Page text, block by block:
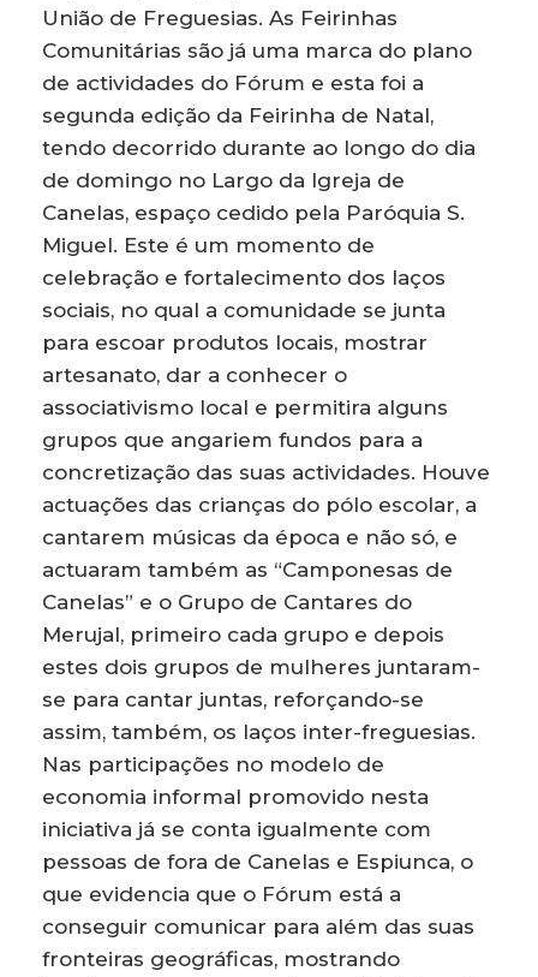
União de Freguesias. As Feirinhas
Comunitárias são já uma marca do plano
de actividades do Fórum e esta foi a
segunda edição da Feirinha de Natal,
tendo decorrido durante ao longo do dia
de domingo no Largo da Igreja de
Canelas, espaço cedido pela Paróquia S.
Miguel. Este é um momento de
celebração e fortalecimento dos laços
sociais, no qual a comunidade se junta
para escoar produtos locais, mostrar
artesanato, dar a conhecer o
associativismo local e permitira alguns
grupos que angariem fundos para a
concretização das suas actividades. Houve
actuações das crianças do pólo escolar, a
cantarem músicas da época e não só, e
actuaram também as “Camponesas de
Canelas” e o Grupo de Cantares do
Merujal, primeiro cada grupo e depois
estes dois grupos de mulheres juntaram-
se para cantar juntas, reforçando-se
assim, também, os laços inter-freguesias.
Nas participações no modelo de
economia informal promovido nesta
iniciativa já se conta igualmente com
pessoas de fora de Canelas e Espiunca, o
que evidencia que o Fórum está a
conseguir comunicar para além das suas
fronteiras geográficas, mostrando